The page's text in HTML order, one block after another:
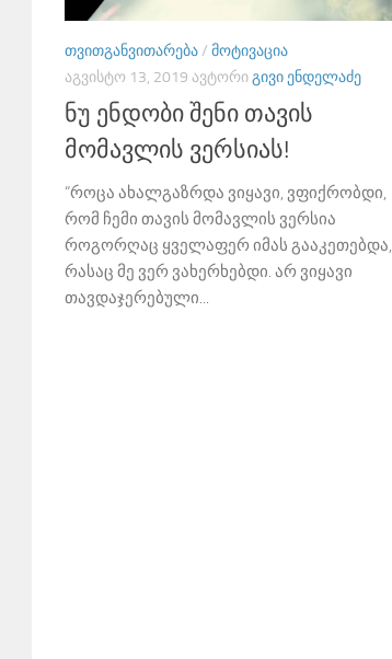
ᲗᲕᲘᲗᲒᲐᲜᲕᲘᲗᲐᲠᲔᲑᲐ/ ᲛᲝᲢᲘᲕᲐᲪᲘᲐ
ᲐᲒᲕᲘᲡᲢᲝ 13, 2019 ᲐᲕᲢᲝᲠᲘᲒᲘᲕᲘ ᲔᲜᲓᲔᲚᲐᲫᲔ
ნუ ენდობი შენი თავის
მომავლის ვერსიას!
“როცა ახალგაზრდა ვიყავი, ვფიქრობდი,
რომ ჩემი თავის მომავლის ვერსია
როგორღაც ყველაფერ იმას გააკეთებდა,
რასაც მე ვერ ვახერხებდი. არ ვიყავი
თავდაჯერებული...